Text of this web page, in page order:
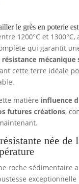
le grès en poterie
1200°C et
qui garantit
mécanique
cette terre idéale
matière influence
futures créations,
née de
roche sédimentaire
exceptionnelle